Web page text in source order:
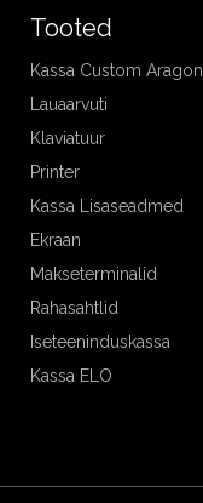
Tooted
Kassa Custom Aragon
Lauaarvuti
Klaviatuur
Printer
Kassa Lisaseadmed
Ekraan
Makseterminalid
Rahasahtlid
Iseteeninduskassa
Kassa ELO